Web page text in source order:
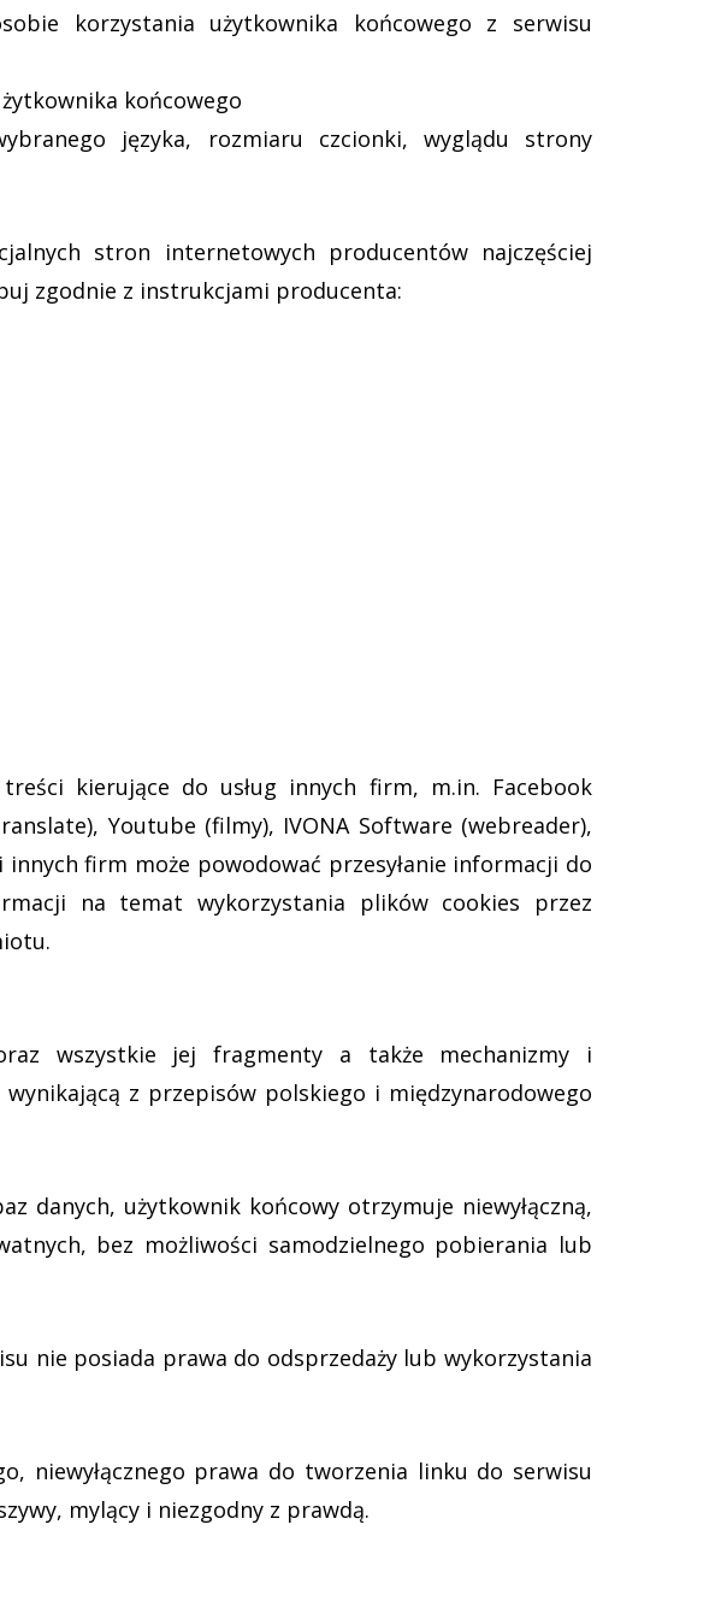
korzystania użytkownika końcowego z serwisu
końcowego
języka, rozmiaru czcionki, wyglądu strony
stron internetowych producentów najczęściej
zgodnie z instrukcjami producenta:
kierujące do usług innych firm, m.in. Facebook
Youtube (filmy), IVONA Software (webreader),
firm może powodować przesyłanie informacji do
na temat wykorzystania plików cookies przez
wszystkie jej fragmenty a także mechanizmy i
z przepisów polskiego i międzynarodowego
danych, użytkownik końcowy otrzymuje niewyłączną,
bez możliwości samodzielnego pobierania lub
nie posiada prawa do odsprzedaży lub wykorzystania
niewyłącznego prawa do tworzenia linku do serwisu
mylący i niezgodny z prawdą.